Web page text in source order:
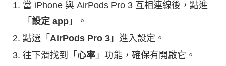
當 iPhone 與 AirPods Pro 3 互相連線後，點進
「 設定 app 」。
點選「 AirPods Pro 3 」進入設定。
往下滑找到「 心率 」功能，確保有開啟它。